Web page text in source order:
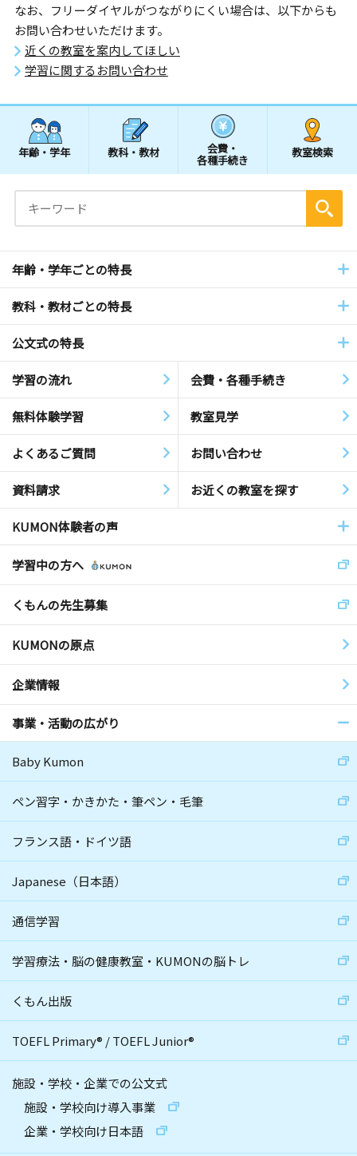
なお、フリーダイヤルがつながりにくい場合は、以下からも
お問い合わせいただけます。
近くの教室を案内してほしい
学習に関するお問い合わせ
年齢・学年 教科・教材 会費・
各種手続き
教室検索
年齢・学年ごとの特長
教科・教材ごとの特長
公文式の特長
学習の流れ 会費・各種手続き
無料体験学習 教室見学
よくあるご質問 お問い合わせ
資料請求 お近くの教室を探す
KUMON体験者の声
学習中の方へ
くもんの先生募集
KUMONの原点
企業情報
事業・活動の広がり
Baby Kumon
ペン習字・かきかた・筆ペン・毛筆
フランス語・ドイツ語
Japanese（日本語）
通信学習
学習療法・脳の健康教室・KUMONの脳トレ
くもん出版
TOEFL Primary® /TOEFL Junior®
施設・学校・企業での公文式
施設・学校向け導入事業
企業・学校向け日本語